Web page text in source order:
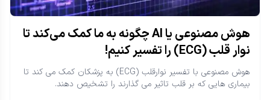
هوش مصنوعی یا AI چگونه به ما کمک می‌کند تا
نوار قلب (ECG) را تفسیر کنیم!
هوش مصنوعی با تفسیر نوارقلب (ECG) به پزشکان کمک می کند تا
بیماری هایی که بر قلب تاثیر می گذارند را تشخیص دهند.